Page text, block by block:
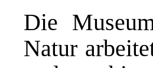
Die
Natur